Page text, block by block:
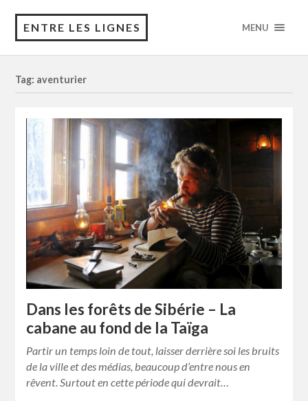
ENTRE LES LIGNES MENU
Tag: aventurier
Dans les forêts de Sibérie – La
cabane au fond de la Taïga
Partir un temps loin de tout, laisser derrière soi les bruits
de la ville et des médias, beaucoup d’entre nous en
rêvent. Surtout en cette période qui devrait…